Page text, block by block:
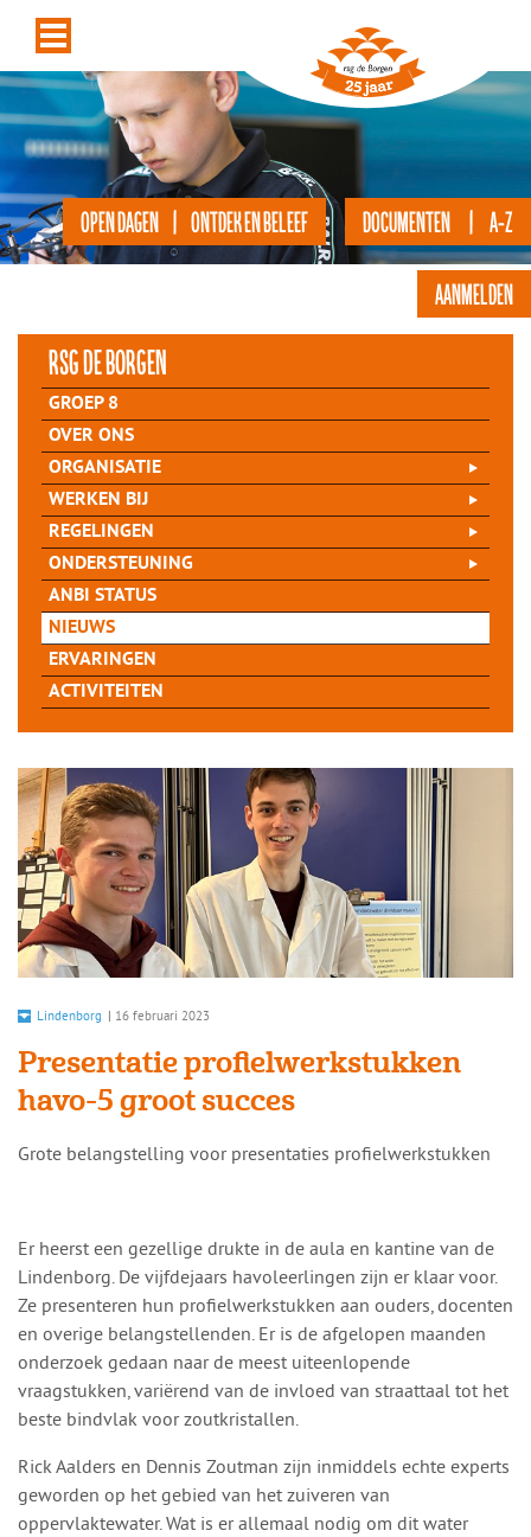
DOCUMENTEN | A-Z
OPEN DAGEN | ONTDEK EN BELEEF
AANMELDEN
rsg de Borgen
GROEP 8
OVER ONS
ORGANISATIE
WERKEN BIJ
REGELINGEN
ONDERSTEUNING
ANBI STATUS
NIEUWS
ERVARINGEN
ACTIVITEITEN
Lindenborg | 16 februari 2023
Presentatie profielwerkstukken
havo-5 groot succes
​​Grote belangstelling voor presentaties profielwerkstukken
Er heerst een gezellige drukte in de aula en kantine van de
Lindenborg. De vijfdejaars havoleerlingen zijn er klaar voor.
Ze presenteren hun profielwerkstukken aan ouders, docenten
en overige belangstellenden. Er is de afgelopen maanden
onderzoek gedaan naar de meest uiteenlopende
vraagstukken, variërend van de invloed van straattaal tot het
beste bindvlak voor zoutkristallen.
Rick Aalders en Dennis Zoutman zijn inmiddels echte experts
geworden op het gebied van het zuiveren van
oppervlaktewater. Wat is er allemaal nodig om dit water